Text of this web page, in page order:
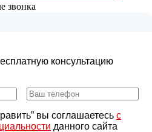
звонка
консультацию
вы соглашаетесь с
данного сайта